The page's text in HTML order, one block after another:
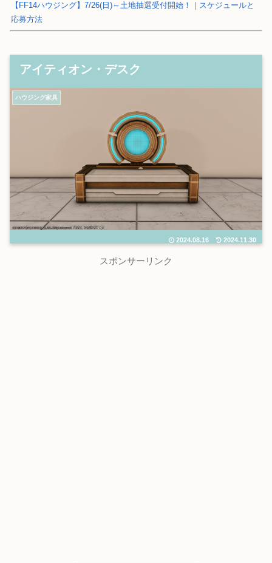
【FF14ハウジング】7/26(日)～土地抽選受付開始！｜スケジュールと
応募方法
アイティオン・デスク
ハウジング家具
2024.08.16 2024.11.30
スポンサーリンク